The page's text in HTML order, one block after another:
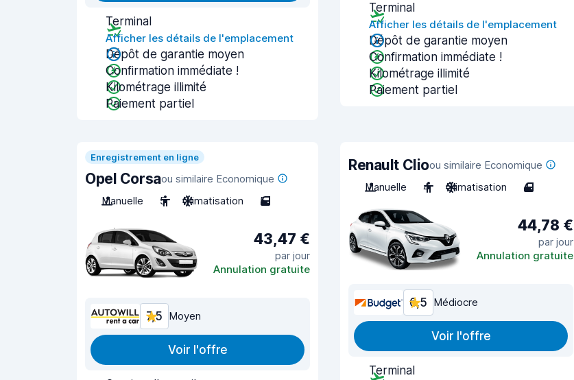
Terminal
Afficher les détails de l'emplacement
Dépôt de garantie moyen
Confirmation immédiate !
Kilométrage illimité
Paiement partiel
Terminal
Afficher les détails de l'emplacement
Dépôt de garantie moyen
Confirmation immédiate !
Kilométrage illimité
Paiement partiel
Enregistrement en ligne
Opel Corsaou similaire Economique
Manuelle
5 Climatisation 5
43,47 €
par jour
Annulation gratuite
7,5 Moyen
Voir l'offre
Renault Clioou similaire Economique
Manuelle
4 Climatisation 4
44,78 €
par jour
Annulation gratuite
6,5 Médiocre
Voir l'offre
Terminal